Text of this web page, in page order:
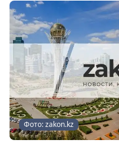
Фото: zakon.kz